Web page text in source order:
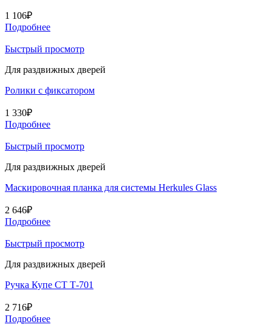
1 106₽
Подробнее
Быстрый просмотр
Для раздвижных дверей
Ролики с фиксатором
1 330₽
Подробнее
Быстрый просмотр
Для раздвижных дверей
Маскировочная планка для системы Herkules Glass
2 646₽
Подробнее
Быстрый просмотр
Для раздвижных дверей
Ручка Купе СТ Т-701
2 716₽
Подробнее